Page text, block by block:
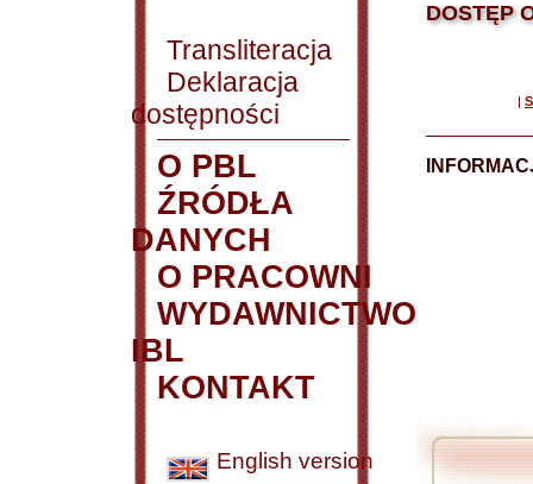
Transliteracja
Deklaracja
dostępności
O PBL
ŹRÓDŁA
DANYCH
O PRACOWNI
WYDAWNICTWO
IBL
KONTAKT
English version
DOSTĘP
|